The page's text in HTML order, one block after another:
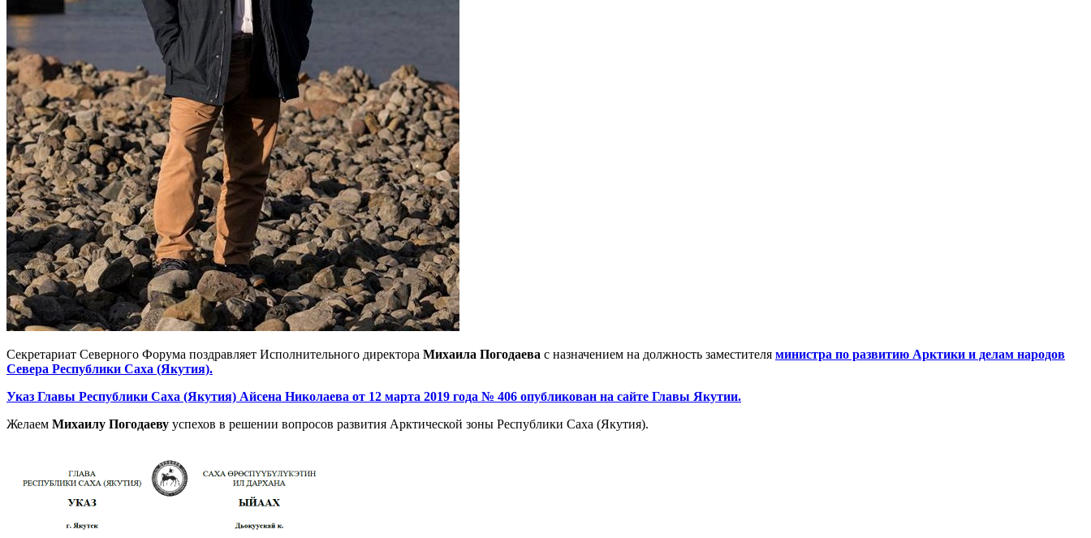
Секретариат Северного Форума поздравляет Исполнительного директора Михаила Погодаева с назначением на должность заместителя министра по развитию Арктики и делам народов
Севера Республики Саха (Якутия).
Указ Главы Республики Саха (Якутия) Айсена Николаева от 12 марта 2019 года № 406 опубликован на сайте Главы Якутии.
Желаем Михаилу Погодаеву успехов в решении вопросов развития Арктической зоны Республики Саха (Якутия).